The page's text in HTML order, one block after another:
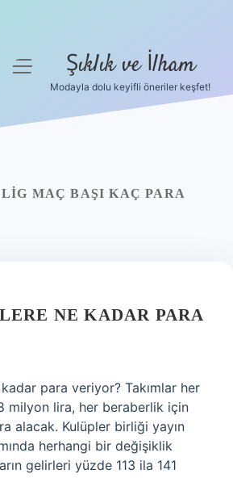
menüyü
Şıklık ve İlham
Modayla dolu keyifli öneriler keşfet!
LIG MAÇ BAŞI KAÇ PARA
NE KADAR PARA
para veriyor? Takımlar her
milyon lira, her beraberlik için
alacak. Kulüpler birliği yayın
herhangi bir değişiklik
gelirleri yüzde 113 ila 141